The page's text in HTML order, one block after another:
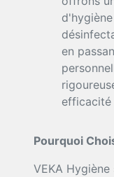
en
efficacité
Pourquoi
VEKA